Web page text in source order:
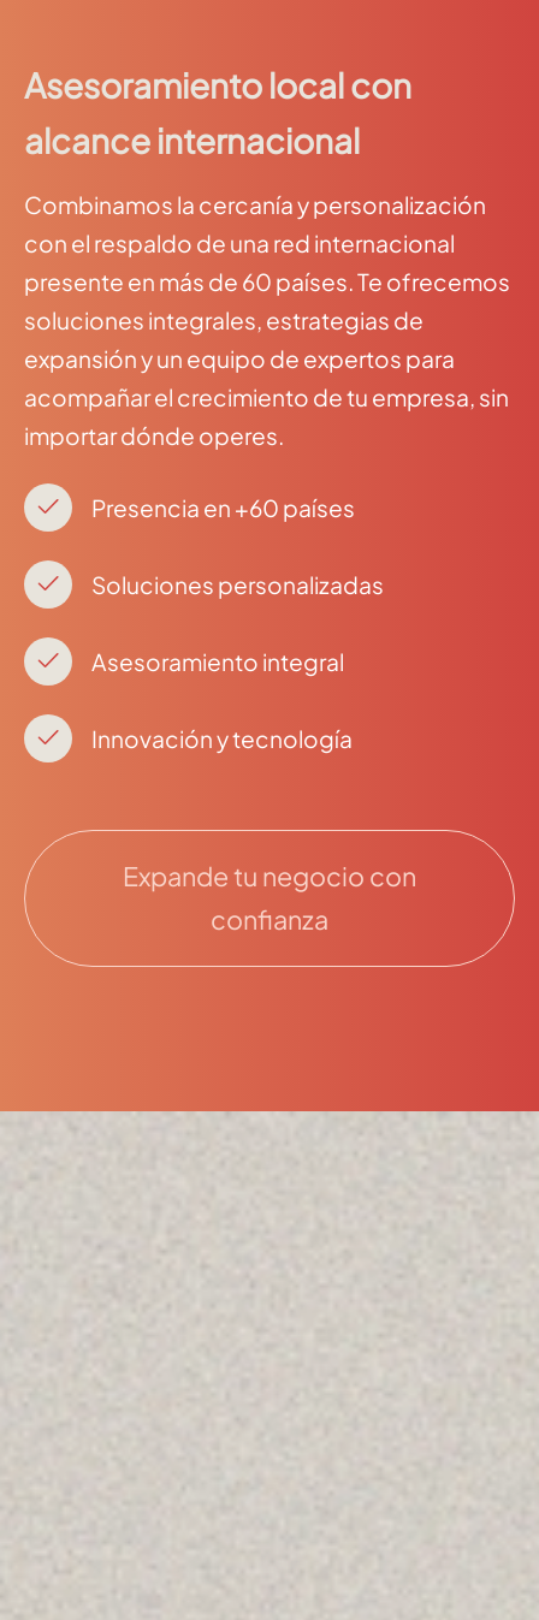
Asesoramiento local con
alcance internacional
Combinamos la cercanía y personalización
con el respaldo de una red internacional
presente en más de 60 países. Te ofrecemos
soluciones integrales, estrategias de
expansión y un equipo de expertos para
acompañar el crecimiento de tu empresa, sin
importar dónde operes.
Presencia en +60 países
Soluciones personalizadas
Asesoramiento integral
Innovación y tecnología
Expande tu negocio con
confianza